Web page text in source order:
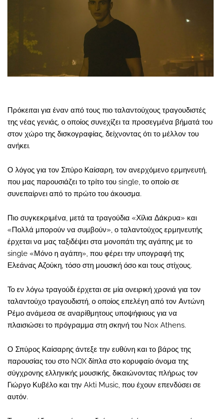
Πρόκειται για έναν από τους πιο ταλαντούχους τραγουδιστές
της νέας γενιάς, ο οποίος συνεχίζει τα προσεγμένα βήματά του
στον χώρο της δισκογραφίας, δείχνοντας ότι το μέλλον του
ανήκει.
Ο λόγος για τον Σπύρο Καίσαρη, τον ανερχόμενο ερμηνευτή,
που μας παρουσιάζει το τρίτο του single, το οποίο σε
συνεπαίρνει από το πρώτο του άκουσμα.
Πιο συγκεκριμένα, μετά τα τραγούδια «Χίλια Δάκρυα» και
«Πολλά μπορούν να συμβούν», ο ταλαντούχος ερμηνευτής
έρχεται να μας ταξιδέψει στα μονοπάτι της αγάπης με το
single «Μόνο η αγάπη», που φέρει την υπογραφή της
Ελεάνας Αζούκη, τόσο στη μουσική όσο και τους στίχους.
Το εν λόγω τραγούδι έρχεται σε μία ονειρική χρονιά για τον
ταλαντούχο τραγουδιστή, ο οποίος επελέγη από τον Αντώνη
Ρέμο ανάμεσα σε αναρίθμητους υποψήφιους για να
πλαισιώσει το πρόγραμμα στη σκηνή του Nox Athens.
Ο Σπύρος Καίσαρης άντεξε την ευθύνη και το βάρος της
παρουσίας του στο NOX δίπλα στο κορυφαίο όνομα της
σύγχρονης ελληνικής μουσικής, δικαιώνοντας πλήρως τον
Γιώργο Κυβέλο και την Akti Music, που έχουν επενδύσει σε
αυτόν.